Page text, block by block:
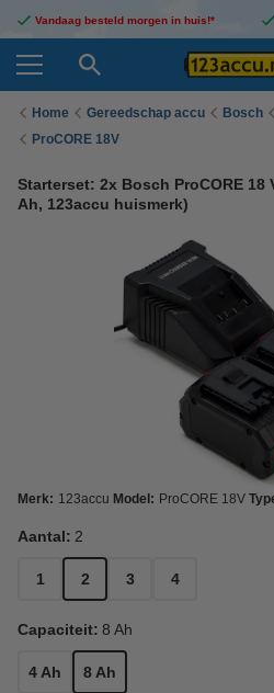
Vandaag besteld morgen in huis!*
Home Gereedschap accu Bosch
ProCORE 18V
Starterset: 2x Bosch ProCORE 18
Ah, 123accu huismerk)
Merk: 123accu Model: ProCORE 18V
Aantal: 2
1 2 3 4
Capaciteit: 8 Ah
4 Ah 8 Ah